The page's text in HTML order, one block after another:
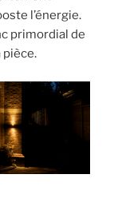
l’énergie.
primordial de
pièce.